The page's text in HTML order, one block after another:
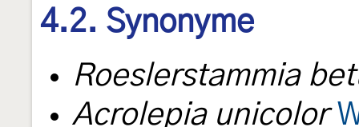
4.2. Synonyme
Roeslerstammia
Acrolepia unicolor